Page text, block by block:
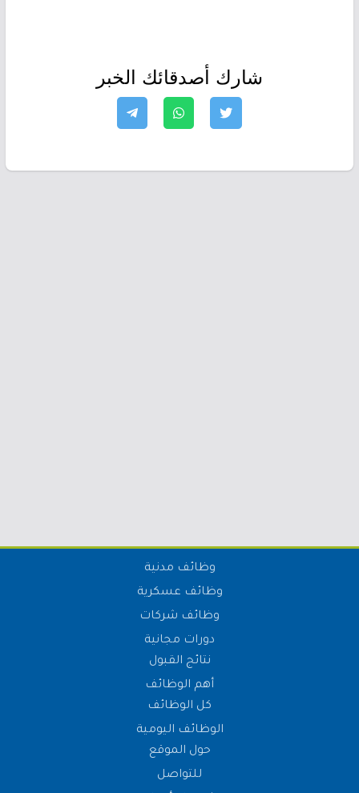
شارك أصدقائك الخبر
وظائف مدنية
وظائف عسكرية
وظائف شركات
دورات مجانية
نتائج القبول
أهم الوظائف
كل الوظائف
الوظائف اليومية
حول الموقع
للتواصل